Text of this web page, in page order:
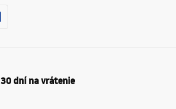
30 dní na vrátenie